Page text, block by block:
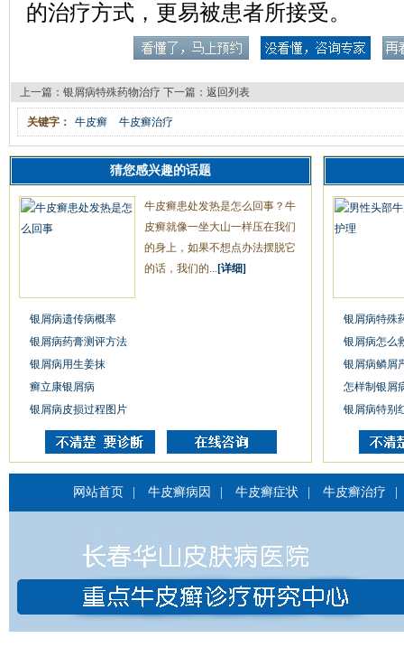
的治疗方式，更易被患者所接受。
上一篇： 银屑病特殊药物治疗 下一篇： 返回列表
关键字： 牛皮癣 牛皮癣治疗
猜您感兴趣的话题
牛皮癣患处发热是怎么回事？牛
皮癣就像一坐大山一样压在我们
的身上，如果不想点办法摆脱它
的话，我们的... [详细]
银屑病遗传病概率
银屑病药膏测评方法
银屑病用生姜抹
癣立康银屑病
银屑病皮损过程图片
银屑病特殊
银屑病怎么
银屑病鳞屑
怎样制银屑
银屑病特别
网站首页 牛皮癣病因 牛皮癣症状 牛皮癣治疗